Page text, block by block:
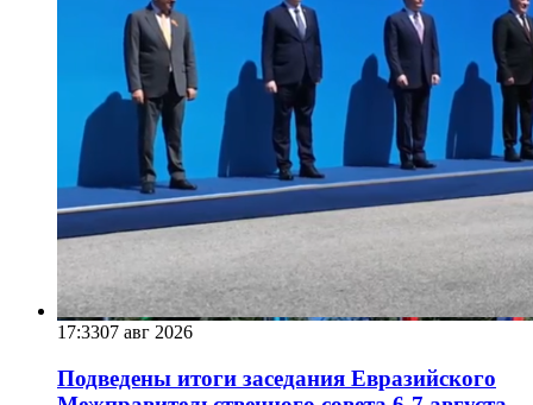
17:3307 авг 2026
Подведены итоги заседания Евразийского